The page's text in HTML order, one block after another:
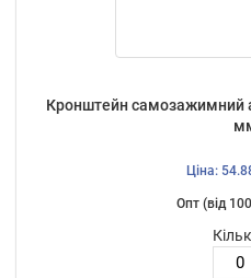
Кронштейн самозажимний
Ціна:
Опт (від